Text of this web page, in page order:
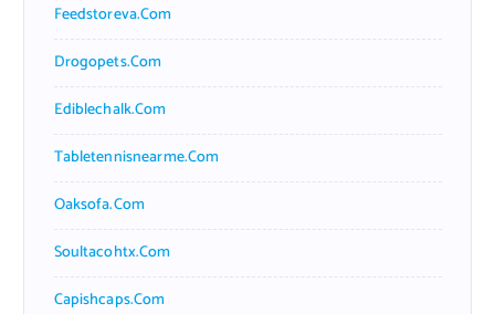
Feedstoreva.com
Drogopets.com
Ediblechalk.com
Tabletennisnearme.com
Oaksofa.com
Soultacohtx.com
Capishcaps.com